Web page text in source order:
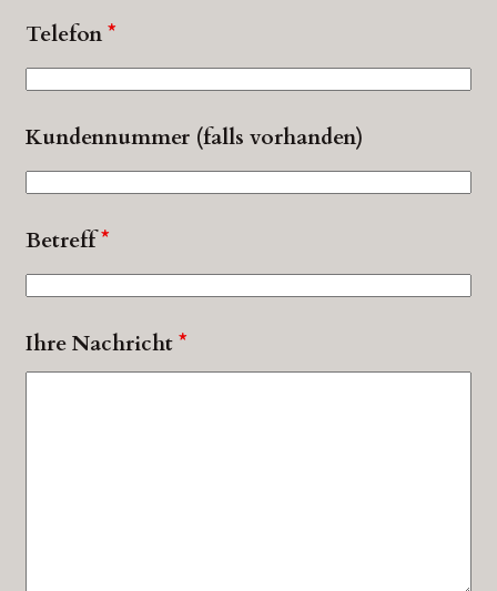
Telefon*
Kundennummer (falls vorhanden)
Betreff*
Ihre Nachricht*